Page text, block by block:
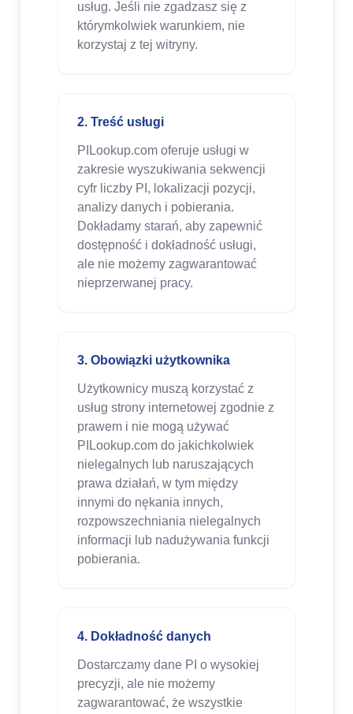
usług. Jeśli nie zgadzasz się z
którymkolwiek warunkiem, nie
korzystaj z tej witryny.
2. Treść usługi
PILookup.com oferuje usługi w
zakresie wyszukiwania sekwencji
cyfr liczby PI, lokalizacji pozycji,
analizy danych i pobierania.
Dokładamy starań, aby zapewnić
dostępność i dokładność usługi,
ale nie możemy zagwarantować
nieprzerwanej pracy.
3. Obowiązki użytkownika
Użytkownicy muszą korzystać z
usług strony internetowej zgodnie z
prawem i nie mogą używać
PILookup.com do jakichkolwiek
nielegalnych lub naruszających
prawa działań, w tym między
innymi do nękania innych,
rozpowszechniania nielegalnych
informacji lub nadużywania funkcji
pobierania.
4. Dokładność danych
Dostarczamy dane PI o wysokiej
precyzji, ale nie możemy
zagwarantować, że wszystkie